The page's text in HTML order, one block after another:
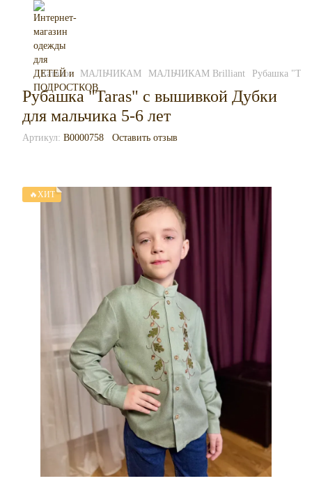
Каталог МАЛЬЧИКАМ МАЛЬЧИКАМ Brilliant Рубашка
Рубашка "Taras" с вышивкой Дубки
для мальчика 5-6 лет
Артикул: B0000758 Оставить отзыв
🔥ХИТ